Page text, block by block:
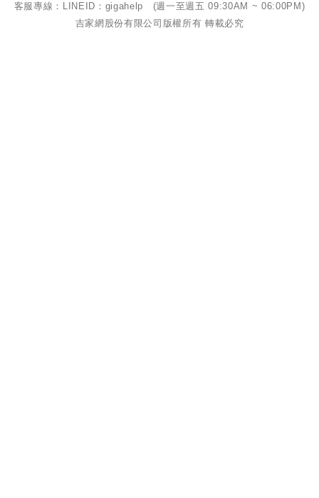
客服專線：LINEID：gigahelp (週一至週五 09:30AM ~ 06:00PM)
吉家網股份有限公司 版權所有 轉載必究